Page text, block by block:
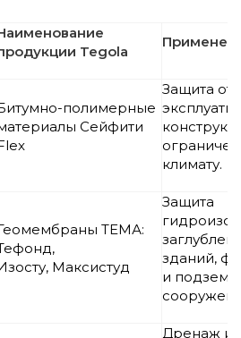
Tegola
полимерные
Сейфити
Защита от
климату.
ТЕМА:
Максистуд
Защита
зданий,
и
Дренаж и